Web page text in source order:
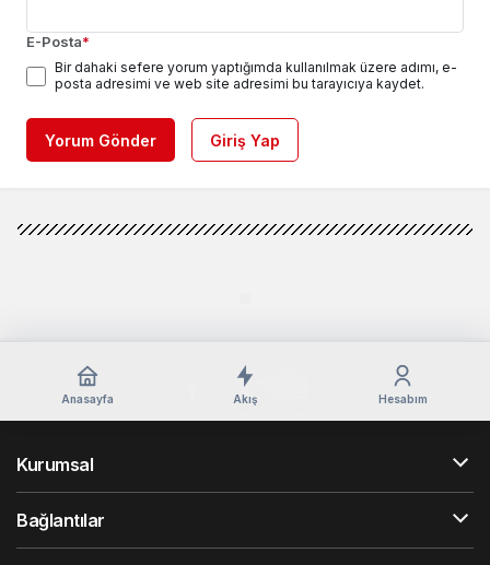
E-Posta*
Bir dahaki sefere yorum yaptığımda kullanılmak üzere adımı, e-
posta adresimi ve web site adresimi bu tarayıcıya kaydet.
Yorum Gönder Giriş Yap
Anasayfa Akış Hesabım
Kurumsal
Bağlantılar